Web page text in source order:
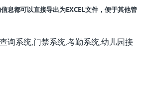
息都可以直接导出为EXCEL文件，便于其他管